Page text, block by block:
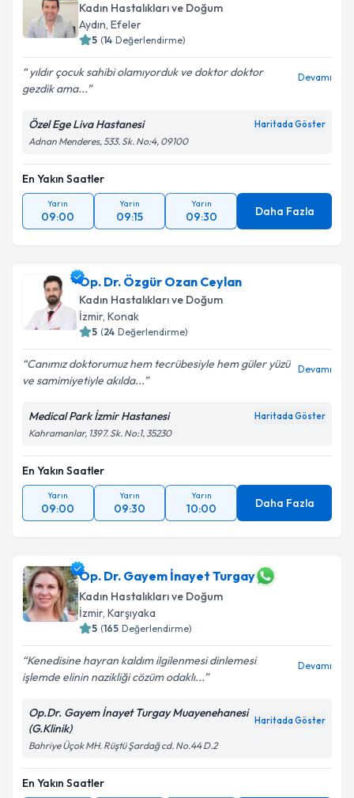
Kadın Hastalıkları ve Doğum
Aydın, Efeler
5 (14 Değerlendirme)
yıldır çocuk sahibi olamıyorduk ve doktor doktor
gezdik ama...
Devamı
Özel Ege Liva Hastanesi Haritada Göster
Adnan Menderes, 533. Sk. No:4, 09100
En Yakın Saatler
Yarın
09:00
Yarın
09:15
Yarın
09:30 Daha Fazla
Op. Dr. Özgür Ozan Ceylan
Kadın Hastalıkları ve Doğum
İzmir, Konak
5 (24 Değerlendirme)
Canımız doktorumuz hem tecrübesiyle hem güler yüzü
ve samimiyetiyle akılda...
Devamı
Medical Park İzmir Hastanesi Haritada Göster
Kahramanlar, 1397. Sk. No:1, 35230
En Yakın Saatler
Yarın
09:00
Yarın
09:30
Yarın
10:00 Daha Fazla
Op. Dr. Gayem İnayet Turgay
Kadın Hastalıkları ve Doğum
İzmir, Karşıyaka
5 (165 Değerlendirme)
Kenedisine hayran kaldım ilgilenmesi dinlemesi
işlemde elinin nazikliği cözüm odaklı...
Devamı
Op.Dr. Gayem İnayet Turgay Muayenehanesi
(G.Klinik)
Haritada Göster
Bahriye Üçok MH. Rüştü Şardağ cd. No.44 D.2
En Yakın Saatler